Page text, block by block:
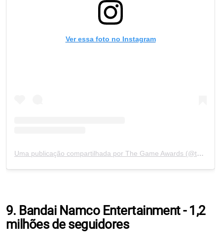
Ver essa foto no Instagram
Uma publicação compartilhada por The Game Awards (@thegameawards)
9. Bandai Namco Entertainment - 1,2
milhões de seguidores